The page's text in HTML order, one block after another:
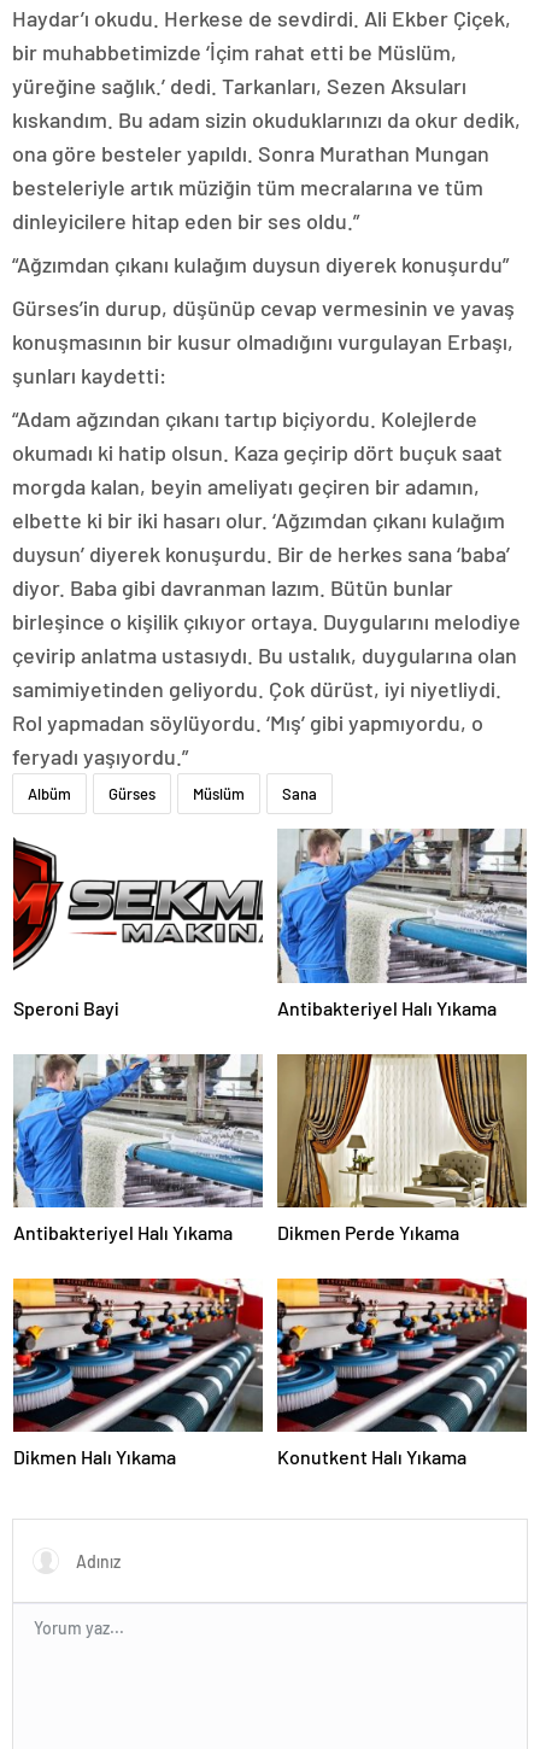
Haydar’ı okudu. Herkese de sevdirdi. Ali Ekber Çiçek,
bir muhabbetimizde ‘İçim rahat etti be Müslüm,
yüreğine sağlık.’ dedi. Tarkanları, Sezen Aksuları
kıskandım. Bu adam sizin okuduklarınızı da okur dedik,
ona göre besteler yapıldı. Sonra Murathan Mungan
besteleriyle artık müziğin tüm mecralarına ve tüm
dinleyicilere hitap eden bir ses oldu.”
“Ağzımdan çıkanı kulağım duysun diyerek konuşurdu”
Gürses’in durup, düşünüp cevap vermesinin ve yavaş
konuşmasının bir kusur olmadığını vurgulayan Erbaşı,
şunları kaydetti:
“Adam ağzından çıkanı tartıp biçiyordu. Kolejlerde
okumadı ki hatip olsun. Kaza geçirip dört buçuk saat
morgda kalan, beyin ameliyatı geçiren bir adamın,
elbette ki bir iki hasarı olur. ‘Ağzımdan çıkanı kulağım
duysun’ diyerek konuşurdu. Bir de herkes sana ‘baba’
diyor. Baba gibi davranman lazım. Bütün bunlar
birleşince o kişilik çıkıyor ortaya. Duygularını melodiye
çevirip anlatma ustasıydı. Bu ustalık, duygularına olan
samimiyetinden geliyordu. Çok dürüst, iyi niyetliydi.
Rol yapmadan söylüyordu. ‘Mış’ gibi yapmıyordu, o
feryadı yaşıyordu.”
Albüm Gürses Müslüm Sana
Speroni Bayi Antibakteriyel Halı Yıkama
Antibakteriyel Halı Yıkama Dikmen Perde Yıkama
Dikmen Halı Yıkama Konutkent Halı Yıkama